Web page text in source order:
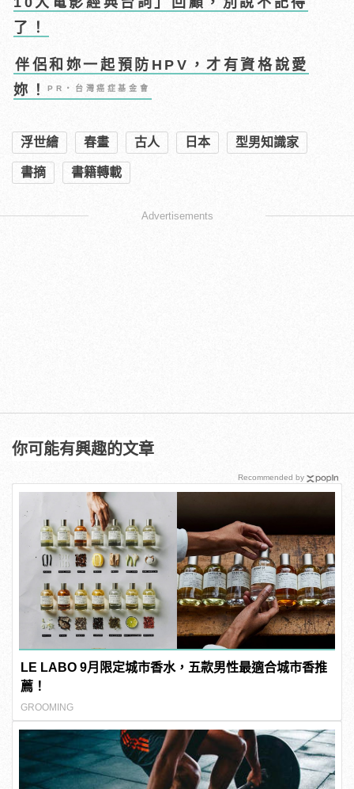
了！
伴侶和妳一起預防HPV，才有資格說愛
妳！PR・台灣癌症基金會
浮世繪 春畫 古人 日本 型男知識家
書摘 書籍轉載
Advertisements
你可能有興趣的文章
LE LABO 9月限定城市香水，五款男性最適合城市香推
薦！
GROOMING
Recommended by